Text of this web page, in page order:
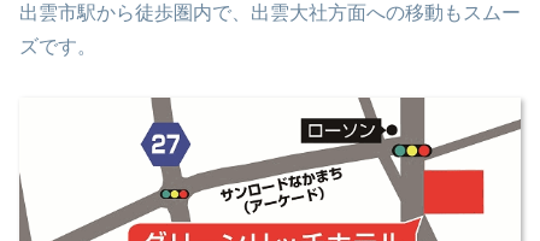
出雲市駅から徒歩圏内で、出雲大社方面への移動もスムー
ズです。